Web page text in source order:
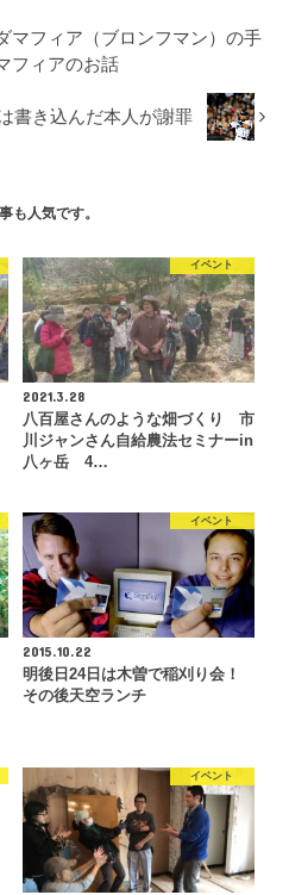
マフィア（ブロンフマン）の手
フィアのお話
書き込んだ本人が謝罪
も人気です。
イベント
2021.3.28
八百屋さんのような畑づくり 市
川ジャンさん自給農法セミナーin
八ヶ岳 4…
イベント
2015.10.22
明後日24日は木曽で稲刈り会！
その後天空ランチ
イベント